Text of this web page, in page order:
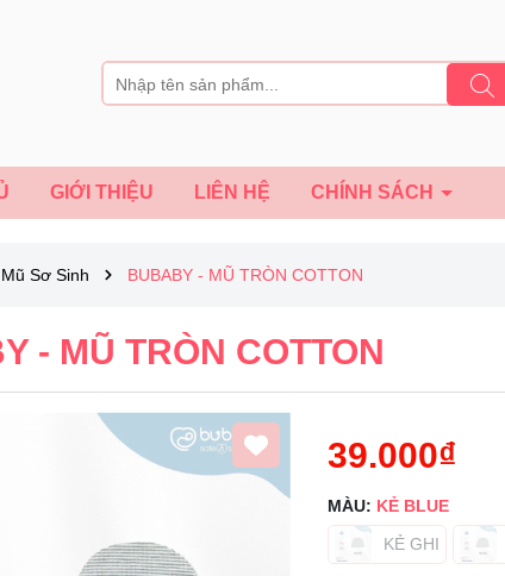
GIỚI THIỆU LIÊN HỆ CHÍNH SÁCH
Mũ Sơ Sinh BUBABY - MŨ TRÒN COTTON
- MŨ TRÒN COTTON
39.000₫
MÀU: KẺ BLUE
KẺ GHI
Mã